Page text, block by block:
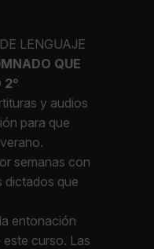
LENGUAJE
QUE
2º
y audios
para que
semanas con
dictados que
entonación
este curso. Las